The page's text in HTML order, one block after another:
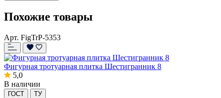
Похожие товары
Арт. FigTrP-5353
Фигурная тротуарная плитка Шестигранник 8
5,0
В наличии
ГОСТ ТУ